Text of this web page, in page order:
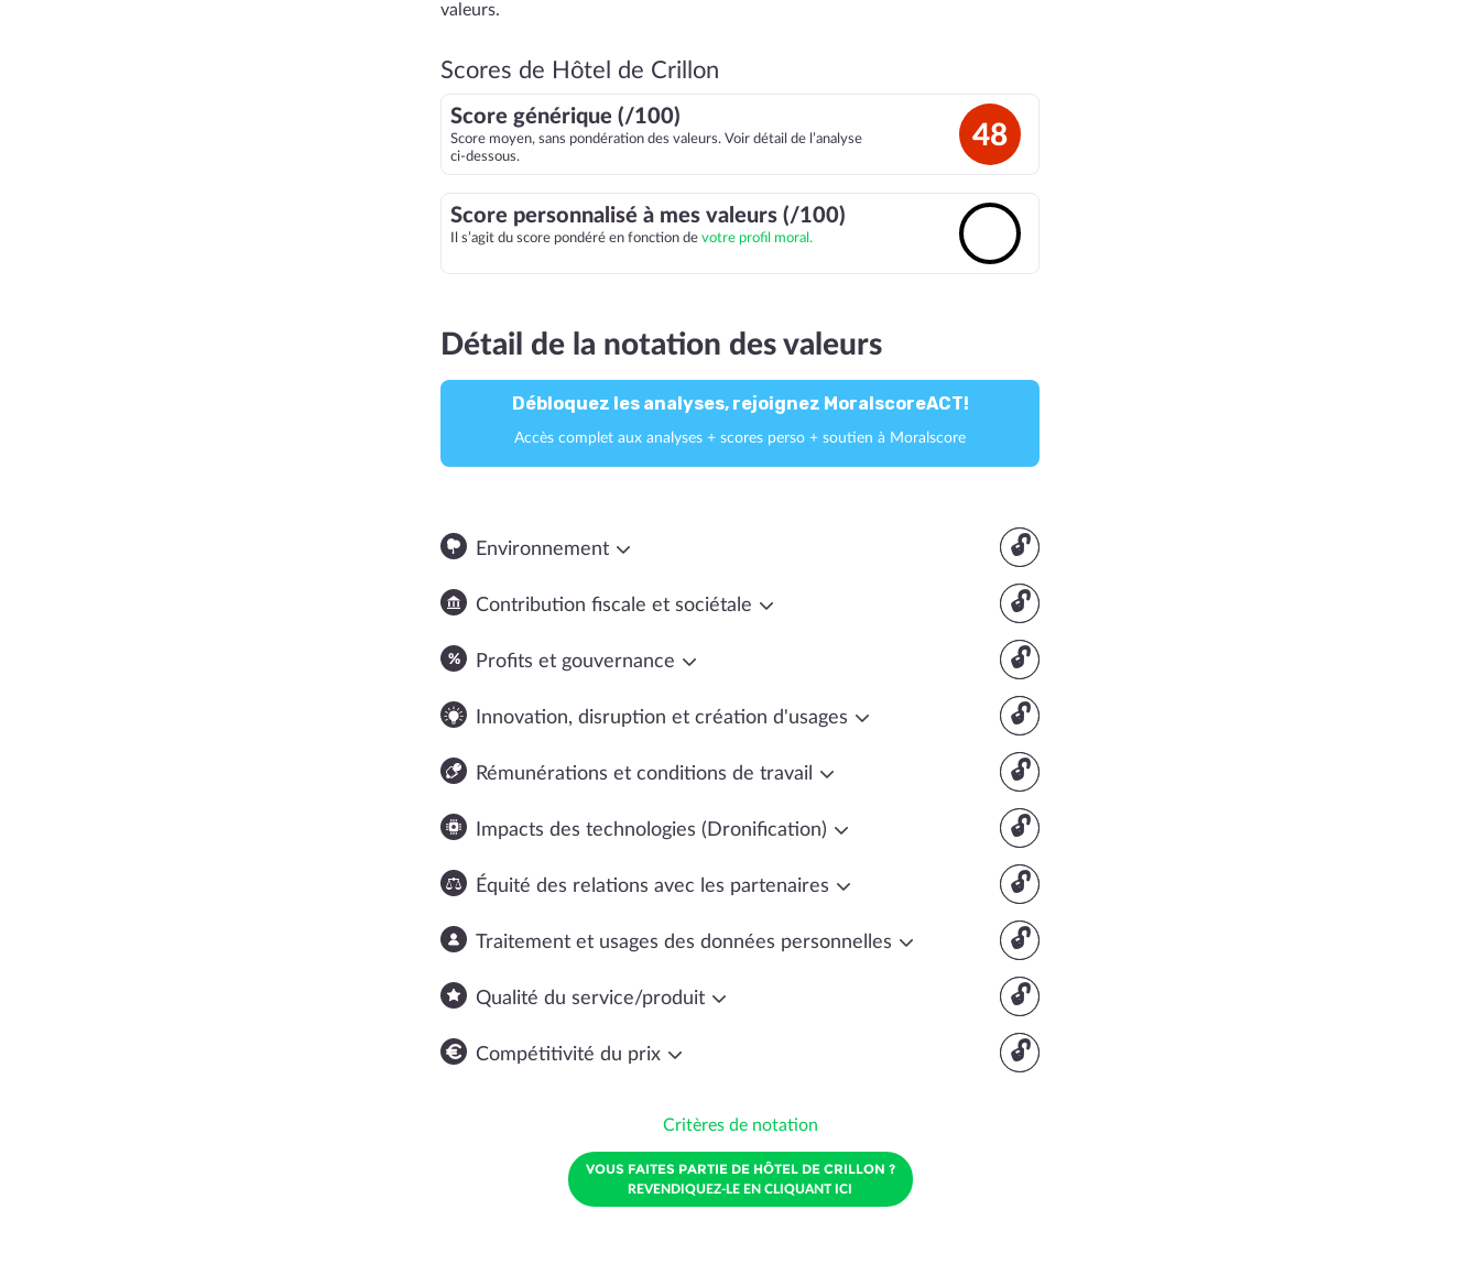
valeurs.
Scores de Hôtel de Crillon
Score générique (/100)
Score moyen, sans pondération des valeurs. Voir détail de l’analyse
ci-dessous.
48
Score personnalisé à mes valeurs (/100)
Il s’agit du score pondéré en fonction de votre profil moral.
Détail de la notation des valeurs
Débloquez les analyses, rejoignez MoralscoreACT!
Accès complet aux analyses + scores perso + soutien à Moralscore
🔓
Environnement
🔓
Contribution fiscale et sociétale
🔓
Profits et gouvernance
🔓
Innovation, disruption et création d'usages
🔓
Rémunérations et conditions de travail
🔓
Impacts des technologies (Dronification)
🔓
Équité des relations avec les partenaires
🔓
Traitement et usages des données personnelles
🔓
Qualité du service/produit
🔓
Compétitivité du prix
Critères de notation
VOUS FAITES PARTIE DE HÔTEL DE CRILLON ?
REVENDIQUEZ-LE EN CLIQUANT ICI
2